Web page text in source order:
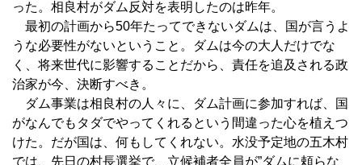
った。相良村がダム反対を表明したのは昨年。
最初の計画から50年たってできないダムは、国が言うよ
うな必要性がないということ。ダムは今の大人だけでな
く、将来世代に影響することだから、責任を追及される政
治家が今、決断すべき。
ダム事業は相良村の人々に、ダム計画に参加すれば、国
がなんでもタダでやってくれるという間違った心を植えつ
けた。だが国は、何もしてくれない。水没予定地の五木村
では、先日の村長選挙で、立候補者全員が”ダムに頼らな